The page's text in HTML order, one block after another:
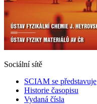
Sociální sítě
SCIAM se představuje
Historie časopisu
Vydaná čísla